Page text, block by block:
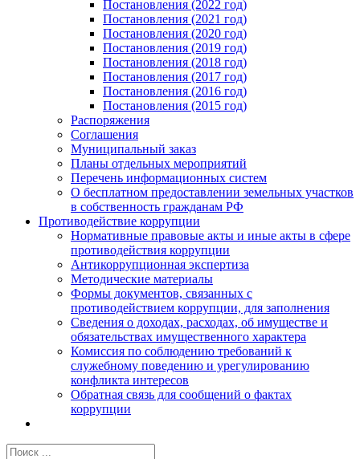
Постановления (2022 год)
Постановления (2021 год)
Постановления (2020 год)
Постановления (2019 год)
Постановления (2018 год)
Постановления (2017 год)
Постановления (2016 год)
Постановления (2015 год)
Распоряжения
Соглашения
Муниципальный заказ
Планы отдельных мероприятий
Перечень информационных систем
О бесплатном предоставлении земельных участков
в собственность гражданам РФ
Противодействие коррупции
Нормативные правовые акты и иные акты в сфере
противодействия коррупции
Антикоррупционная экспертиза
Методические материалы
Формы документов, связанных с
противодействием коррупции, для заполнения
Сведения о доходах, расходах, об имуществе и
обязательствах имущественного характера
Комиссия по соблюдению требований к
служебному поведению и урегулированию
конфликта интересов
Обратная связь для сообщений о фактах
коррупции
Результат